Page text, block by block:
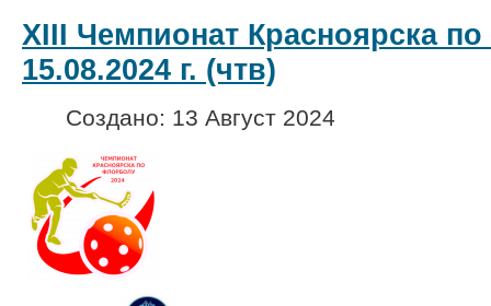
XIII Чемпионат Красноярска
15.08.2024 г. (чтв)
Создано: 13 Август 2024